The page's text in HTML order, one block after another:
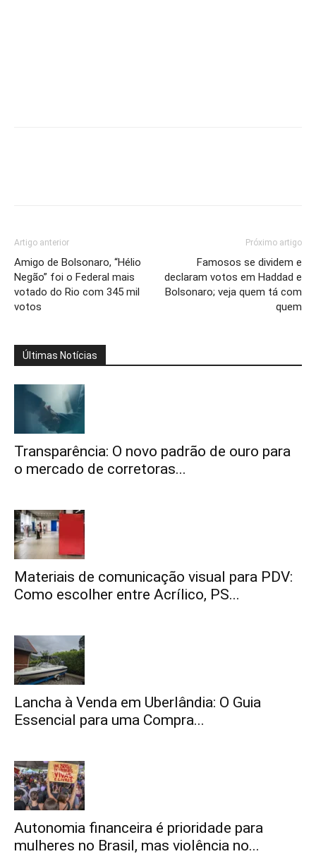
Artigo anterior
Amigo de Bolsonaro, “Hélio
Negão” foi o Federal mais
votado do Rio com 345 mil
votos
Próximo artigo
Famosos se dividem e
declaram votos em Haddad e
Bolsonaro; veja quem tá com
quem
Últimas Notícias
Transparência: O novo padrão de ouro para
o mercado de corretoras...
Materiais de comunicação visual para PDV:
Como escolher entre Acrílico, PS...
Lancha à Venda em Uberlândia: O Guia
Essencial para uma Compra...
Autonomia financeira é prioridade para
mulheres no Brasil, mas violência no...